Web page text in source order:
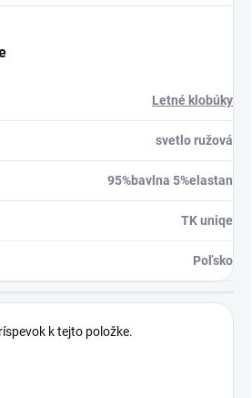
Letné klobúky
svetlo ružová
95%bavlna 5%elastan
TK uniqe
Poľsko
k tejto položke.